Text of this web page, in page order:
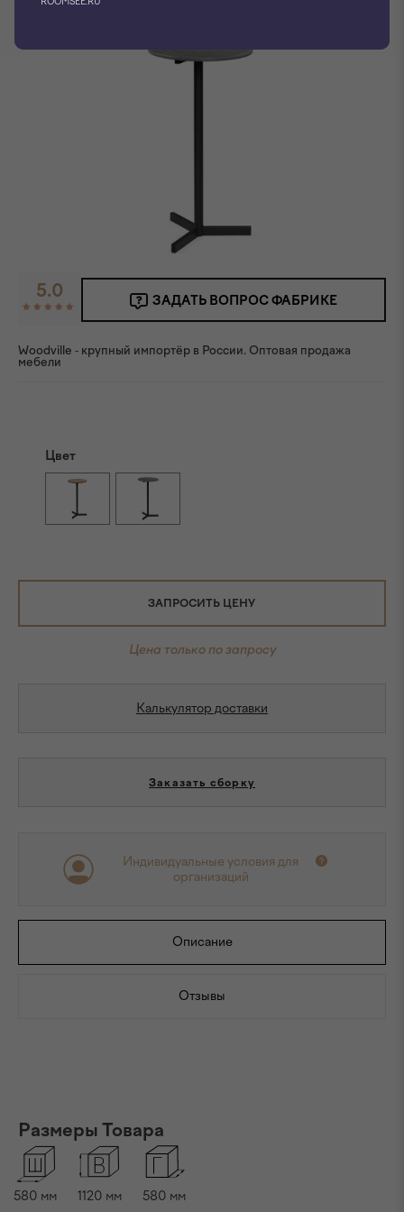
5.0 ЗАДАТЬ ВОПРОС ФАБРИКЕ
Woodville - крупный импортёр в России. Оптовая продажа
мебели
Цвет
ЗАПРОСИТЬ ЦЕНУ
Цена только по запросу
Калькулятор доставки
Заказать сборку
Индивидуальные условия для
организаций
Описание
Отзывы
Размеры Товара
580 мм 1120 мм 580 мм